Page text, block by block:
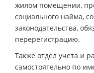
жилом помещении,
социального найма,
законодательства,
перерегистрацию.
Также отдел учета и
самостоятельно по